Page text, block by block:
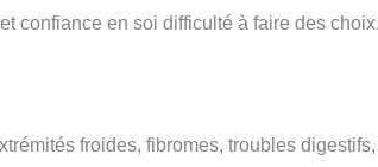
confiance en soi difficulté à faire des choix.
froides, fibromes, troubles